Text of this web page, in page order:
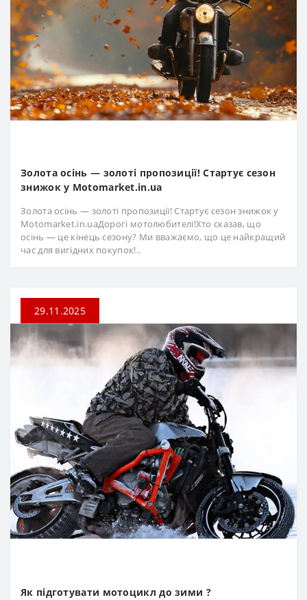
Золота осінь — золоті пропозиції! Стартує сезон
знижок у Motomarket.in.ua
Золота осінь — золоті пропозиції! Стартує сезон знижок у
Motomarket.in.uaДорогі мотолюбителі!Хто сказав, що
осінь — це кінець сезону? Ми вважаємо, що це найкращий
час для вигідних покупок!..
29.11.2025
Як підготувати мотоцикл до зими ?